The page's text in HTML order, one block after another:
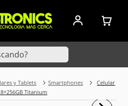
y Tablets Smartphones
Celular
Titanium
MÁS BUSCADOS